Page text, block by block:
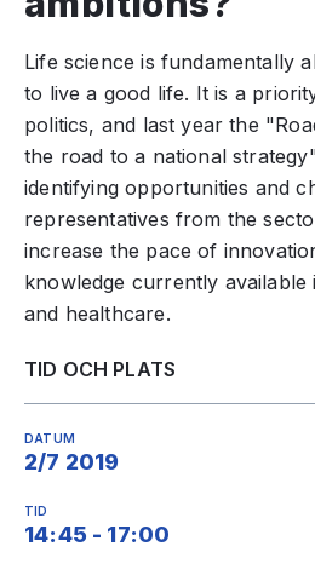
Life science is fundamentally
to live a good life. It is a
politics, and last year the
the road to a national
identifying opportunities and
representatives from the
increase the pace of
knowledge currently available
and healthcare.
TID OCH PLATS
DATUM
2/7 2019
TID
14:45 - 17:00